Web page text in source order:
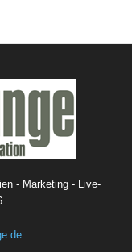
- Marketing - Live-